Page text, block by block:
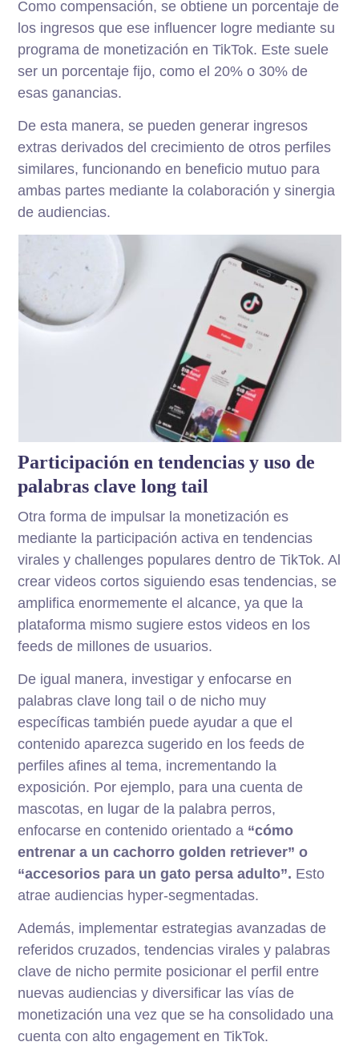
Como compensación, se obtiene un porcentaje de
los ingresos que ese influencer logre mediante su
programa de monetización en TikTok. Este suele
ser un porcentaje fijo, como el 20% o 30% de
esas ganancias.
De esta manera, se pueden generar ingresos
extras derivados del crecimiento de otros perfiles
similares, funcionando en beneficio mutuo para
ambas partes mediante la colaboración y sinergia
de audiencias.
Participación en tendencias y uso de
palabras clave long tail
Otra forma de impulsar la monetización es
mediante la participación activa en tendencias
virales y challenges populares dentro de TikTok. Al
crear videos cortos siguiendo esas tendencias, se
amplifica enormemente el alcance, ya que la
plataforma mismo sugiere estos videos en los
feeds de millones de usuarios.
De igual manera, investigar y enfocarse en
palabras clave long tail o de nicho muy
específicas también puede ayudar a que el
contenido aparezca sugerido en los feeds de
perfiles afines al tema, incrementando la
exposición. Por ejemplo, para una cuenta de
mascotas, en lugar de la palabra perros,
enfocarse en contenido orientado a “cómo
entrenar a un cachorro golden retriever” o
“accesorios para un gato persa adulto”. Esto
atrae audiencias hyper-segmentadas.
Además, implementar estrategias avanzadas de
referidos cruzados, tendencias virales y palabras
clave de nicho permite posicionar el perfil entre
nuevas audiencias y diversificar las vías de
monetización una vez que se ha consolidado una
cuenta con alto engagement en TikTok.